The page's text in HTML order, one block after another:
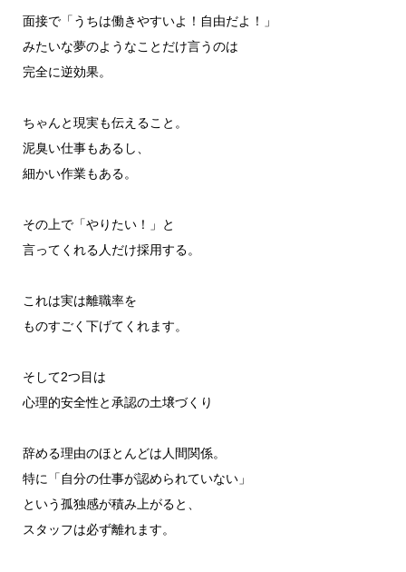
面接で「うちは働きやすいよ！自由だよ！」
みたいな夢のようなことだけ言うのは
完全に逆効果。
ちゃんと現実も伝えること。
泥臭い仕事もあるし、
細かい作業もある。
その上で「やりたい！」と
言ってくれる人だけ採用する。
これは実は離職率を
ものすごく下げてくれます。
そして2つ目は
心理的安全性と承認の土壌づくり
辞める理由のほとんどは人間関係。
特に「自分の仕事が認められていない」
という孤独感が積み上がると、
スタッフは必ず離れます。